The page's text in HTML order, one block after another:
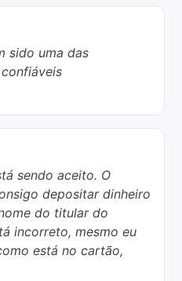
sido uma das
sendo aceito. O
depositar dinheiro
do titular do
incorreto, mesmo eu
está no cartão,